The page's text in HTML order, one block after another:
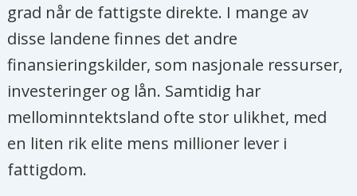
grad når de fattigste direkte. I mange av
disse landene finnes det andre
finansieringskilder, som nasjonale ressurser,
investeringer og lån. Samtidig har
mellominntektsland ofte stor ulikhet, med
en liten rik elite mens millioner lever i
fattigdom.